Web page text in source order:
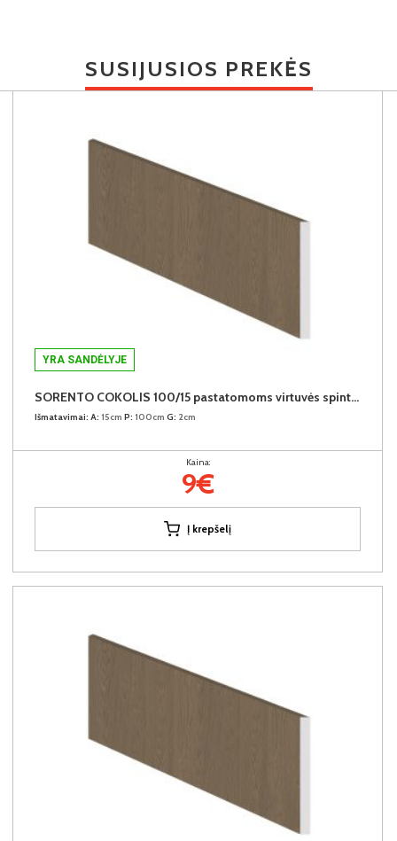
SUSIJUSIOS PREKĖS
YRA SANDĖLYJE
SORENTO COKOLIS 100/15 pastatomoms virtuvės spintelėms
Išmatavimai: A: 15cm P: 100cm G: 2cm
Kaina:
9€
Į krepšelį